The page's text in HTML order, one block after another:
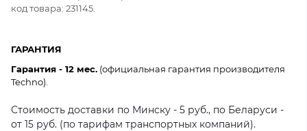
код товара: 231145.
ГАРАНТИЯ
Гарантия - 12 мес. (официальная гарантия производителя
Techno).
Стоимость доставки по Минску - 5 руб., по Беларуси -
от 15 руб. (по тарифам транспортных компаний).